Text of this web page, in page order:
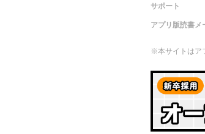
サポート
アプリ版読書メ
※本サイトはア